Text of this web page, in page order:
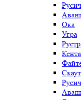
Русич
Ока
Угра
Скаут
Русич